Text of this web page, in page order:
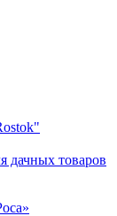
дачных товаров